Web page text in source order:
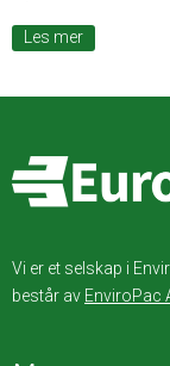
Les mer
Vi er et selskap i
består av EnviroPac